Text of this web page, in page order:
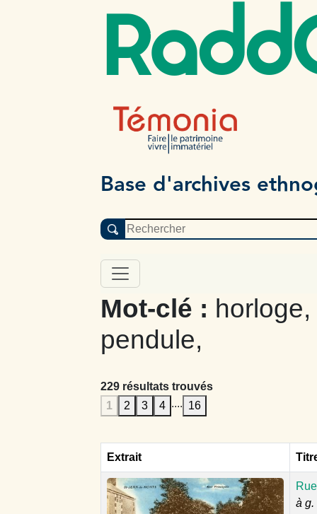
Base d'archives
Mot-clé :
pendule,
229 résultats trouvés
1
2 3 4 .... 16
Extrait
à g.